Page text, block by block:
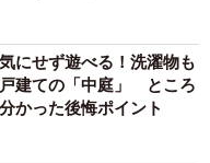
にせず遊べる！洗濯物も
建ての「中庭」 ところ
かった後悔ポイント